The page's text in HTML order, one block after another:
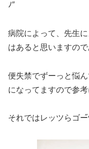
ﾉ″
病院によって、先生
はあると思いますの
便失禁でずーっと悩
になってますので参
それではレッツらゴー